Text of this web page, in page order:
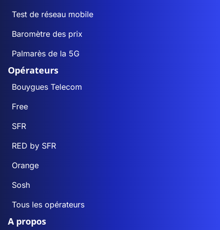
Test de réseau mobile
Baromètre des prix
Palmarès de la 5G
Opérateurs
Bouygues Telecom
Free
SFR
RED by SFR
Orange
Sosh
Tous les opérateurs
A propos